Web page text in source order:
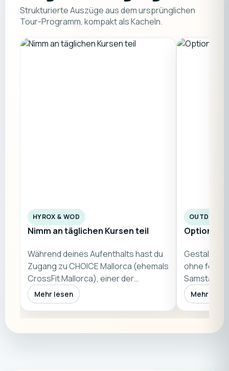
Strukturierte Auszüge aus dem ursprünglichen
Tour-Programm, kompakt als Kacheln.
HYROX & WOD
Nimm an täglichen Kursen teil
Während deines Aufenthalts hast du
Zugang zu CHOICE Mallorca (ehemals
CrossFit Mallorca), einer der
bekanntest…
Mehr lesen
Optionale
Gestalte
ohne
Samstag
Boo…
Mehr lesen